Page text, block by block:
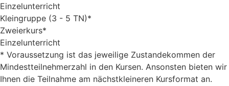
Einzelunterricht
Kleingruppe (3 - 5 TN)*
Zweierkurs*
Einzelunterricht
* Voraussetzung ist das jeweilige Zustandekommen der
Mindestteilnehmerzahl in den Kursen. Ansonsten bieten wir
Ihnen die Teilnahme am nächstkleineren Kursformat an.